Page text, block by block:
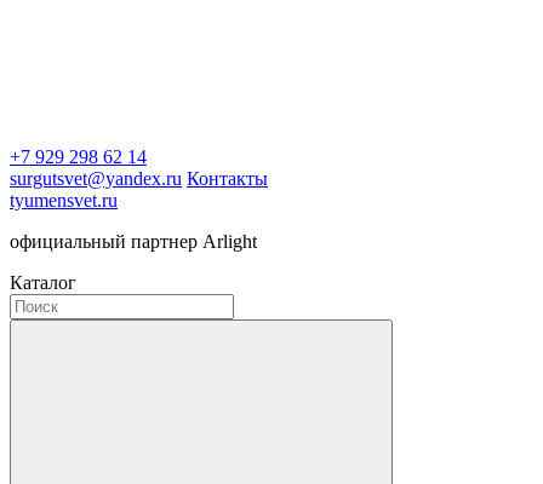
+7 929 298 62 14
surgutsvet@yandex.ru Контакты
tyumensvet.ru
официальный партнер Arlight
Каталог